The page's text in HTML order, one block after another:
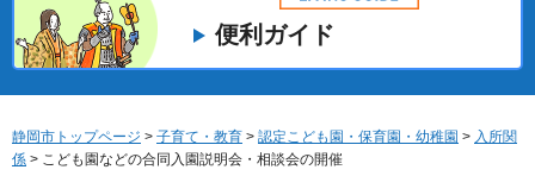
便利ガイド
静岡市トップページ > 子育て・教育 > 認定こども園・保育園・幼稚園 > 入所関
係 > こども園などの合同入園説明会・相談会の開催